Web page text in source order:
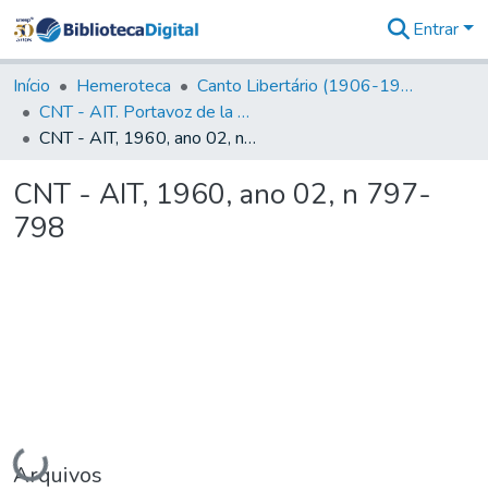
&
Coleções
Tudo na
Biblioteca
Estatísticas
Entrar
Início Hemeroteca
Canto Libertário (1906-1995)
CNT - AIT. Portavoz de la C.N.T de España en el Exilio
CNT - AIT, 1960, ano 02, n 797-798
CNT - AIT, 1960, ano 02, n 797-
798
Carregando...
Arquivos